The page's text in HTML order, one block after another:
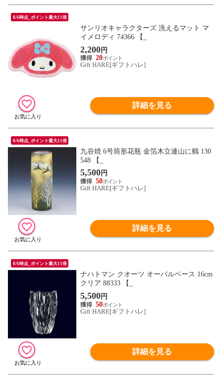
8/6時点_ポイント最大11倍
サンリオキャラクターズ 洗えるマット マ
イメロディ 74366 【_
2,200円
20
Gift HARE[ギフトハレ]
詳細を見る
8/6時点_ポイント最大11倍
九谷焼 6号筒形花瓶 金箔木立連山に鶴 130
548 【_
5,500円
50
Gift HARE[ギフトハレ]
詳細を見る
8/6時点_ポイント最大11倍
ナハトマン クオーツ オーバルベース 16cm
クリア 88333 【_
5,500円
50
Gift HARE[ギフトハレ]
詳細を見る